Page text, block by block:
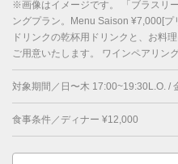
※画像はイメージです。 「ブラスリ
ングプラン。Menu Saison ¥7,000[プ
ドリンクの乾杯用ドリンクと、お料
ご用意いたします。 ワインペアリン
対象期間／日〜木 17:00~19:30L.O. /
食事条件／ディナー ¥12,000